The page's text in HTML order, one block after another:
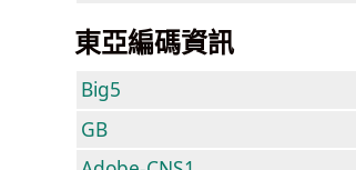
東亞編碼資訊
Big5
GB